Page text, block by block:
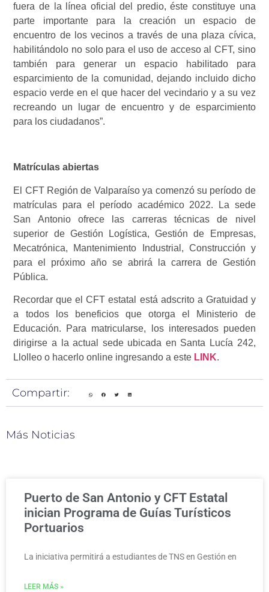
fuera de la línea oficial del predio, éste constituye una
parte importante para la creación un espacio de
encuentro de los vecinos a través de una plaza cívica,
habilitándolo no solo para el uso de acceso al CFT, sino
también para generar un espacio habilitado para
esparcimiento de la comunidad, dejando incluido dicho
espacio verde en el que hacer del vecindario y a su vez
recreando un lugar de encuentro y de esparcimiento
para los ciudadanos”.
Matrículas abiertas
El CFT Región de Valparaíso ya comenzó su período de
matrículas para el período académico 2022. La sede
San Antonio ofrece las carreras técnicas de nivel
superior de Gestión Logística, Gestión de Empresas,
Mecatrónica, Mantenimiento Industrial, Construcción y
para el próximo año se abrirá la carrera de Gestión
Pública.
Recordar que el CFT estatal está adscrito a Gratuidad y
a todos los beneficios que otorga el Ministerio de
Educación. Para matricularse, los interesados pueden
dirigirse a la actual sede ubicada en Santa Lucía 242,
Llolleo o hacerlo online ingresando a este LINK.
Compartir:
Más Noticias
Puerto de San Antonio y CFT Estatal
inician Programa de Guías Turísticos
Portuarios
La iniciativa permitirá a estudiantes de TNS en Gestión en
LEER MÁS »